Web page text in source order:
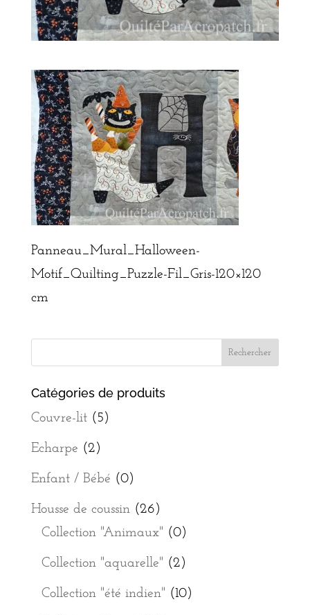
Panneau_Mural_Halloween-
Motif_Quilting_Puzzle-Fil_Gris-120×120
cm
Catégories de produits
Couvre-lit (5)
Echarpe (2)
Enfant / Bébé (0)
Housse de coussin (26)
Collection "Animaux" (0)
Collection "aquarelle" (2)
Collection "été indien" (10)